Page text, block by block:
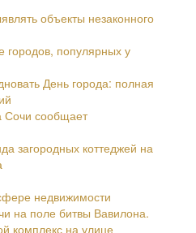
объекты незаконного
городов, популярных у
День города: полная
Сочи сообщает
загородных коттеджей на
недвижимости
на поле битвы Вавилона.
комплекс на улице